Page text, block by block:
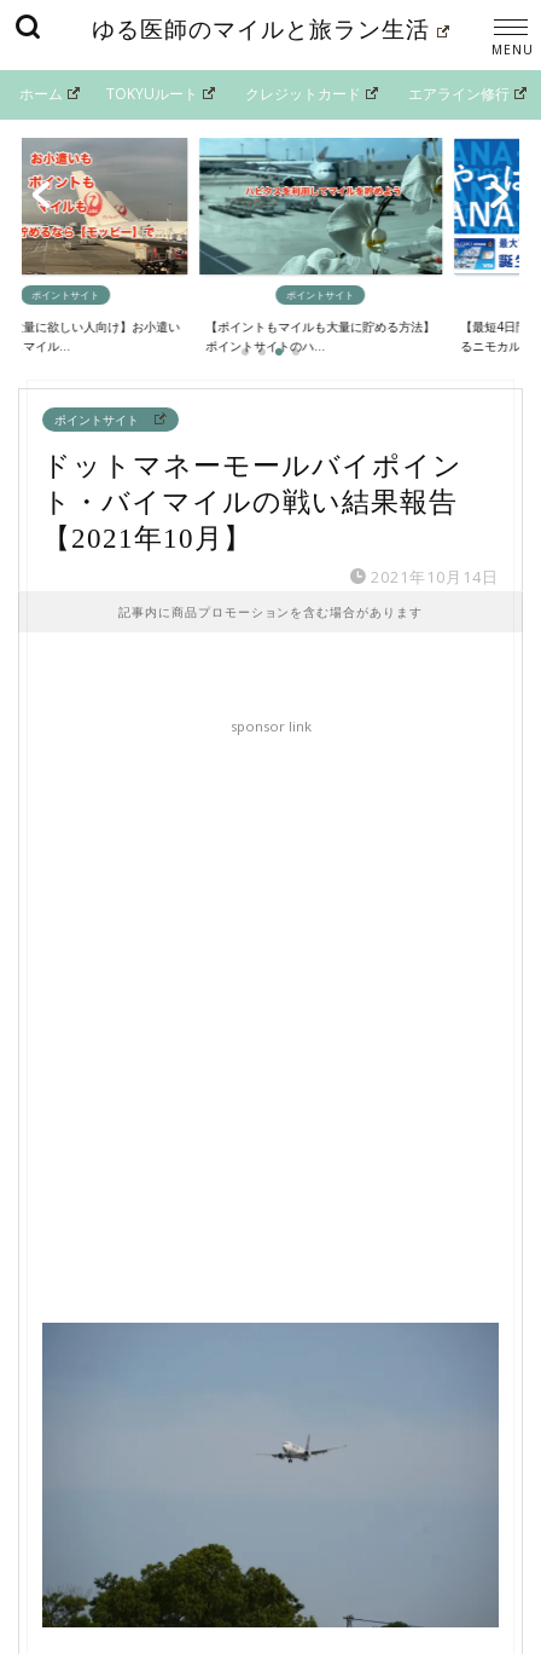
ゆる医師のマイルと旅ラン生活
ホーム TOKYUルート クレジットカード エアライン修行
トサイト
しい人向け】お小遣い
ポイントサイト
【ポイントもマイルも大量に貯める方法】
ポイントサイトのハ...
【最短4日間でANAマ
るニモカルート完...
ポイントサイト
ドットマネーモールバイポイン
ト・バイマイルの戦い結果報告
【2021年10月】
2021年10月14日
記事内に商品プロモーションを含む場合があります
sponsor link